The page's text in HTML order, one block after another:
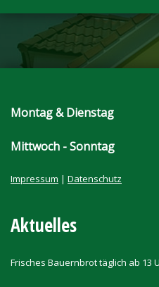
Montag & Dienstag
Mittwoch - Sonntag
Impressum | Datenschutz
Aktuelles
Frisches Bauernbrot täglich ab 13